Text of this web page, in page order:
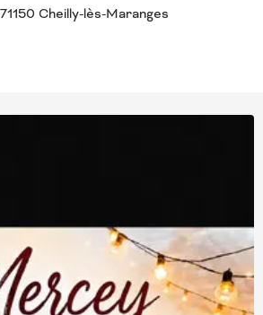
Cheilly-lès-Maranges
favoris